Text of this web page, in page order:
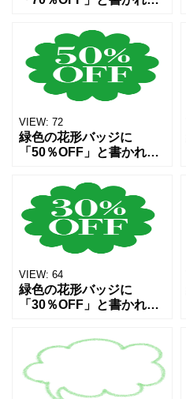
プルで見やすいデザイン
のため、チラシ・ECサイ
ト・バナー・SNS投稿な
どの割引表示やキャンペ
VIEW: 72
緑色の花形バッジに
「50％OFF」と書かれた
プルで見やすいデザイン
のため、チラシ・ECサイ
ト・バナー・SNS投稿な
どの割引表示やキャンペ
VIEW: 64
緑色の花形バッジに
「30％OFF」と書かれた
のため、チラシ・ECサイ
ト・バナー・SNS投稿な
どの割引表示やキャンペ